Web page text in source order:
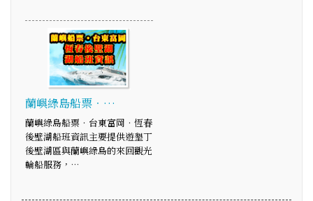
蘭嶼綠島船票‧…
蘭嶼綠島船票‧台東富岡‧恆春
後壁湖船班資訊主要提供遊墾丁
後壁湖區與蘭嶼綠島的來回觀光
輪船服務，…